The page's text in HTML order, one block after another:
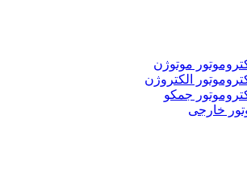
موتوژن
الکتروژن
جمکو
خارجی